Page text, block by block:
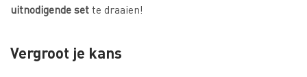
uitnodigende sette draaien!
Vergroot je kans